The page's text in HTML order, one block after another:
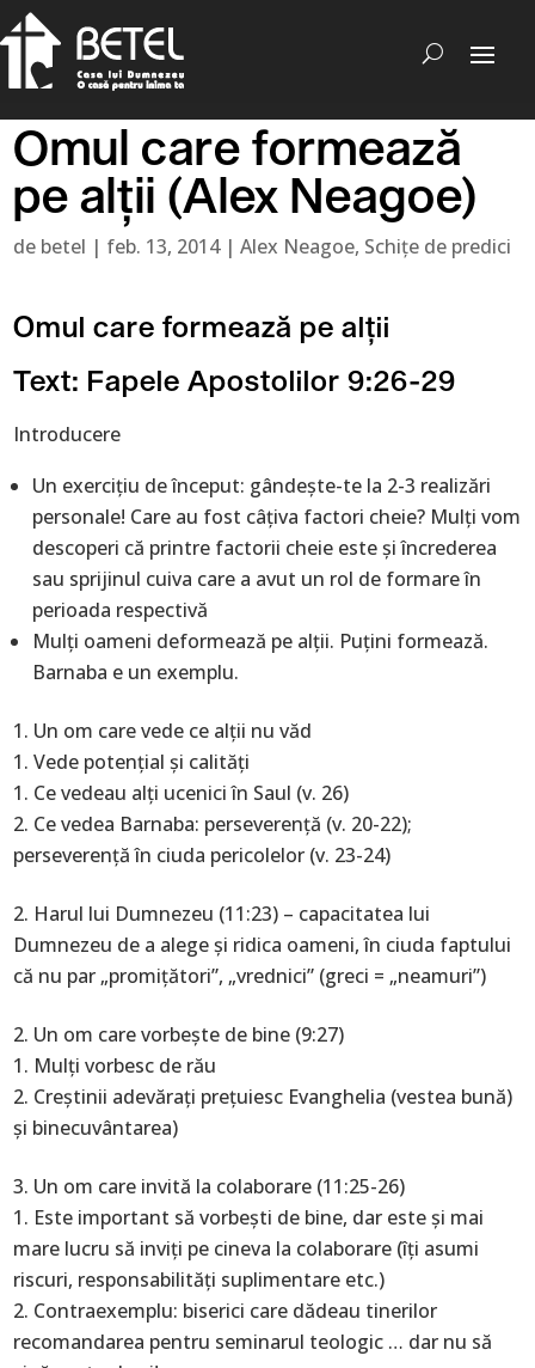
Omul care formează
pe alţii (Alex Neagoe)
de betel | feb. 13, 2014|Alex Neagoe, Schițe de predici
Omul care formează pe alţii
Text: Fapele Apostolilor 9:26-29
Introducere
Un exerciţiu de început: gândeşte-te la 2-3 realizări
personale! Care au fost câţiva factori cheie? Mulţi vom
descoperi că printre factorii cheie este şi încrederea
sau sprijinul cuiva care a avut un rol de formare în
perioada respectivă
Mulţi oameni deformează pe alţii. Puţini formează.
Barnaba e un exemplu.
Un om care vede ce alţii nu văd
Vede potenţial şi calităţi
Ce vedeau alţi ucenici în Saul (v. 26)
Ce vedea Barnaba: perseverenţă (v. 20-22);
perseverenţă în ciuda pericolelor (v. 23-24)
Harul lui Dumnezeu (11:23) – capacitatea lui
Dumnezeu de a alege şi ridica oameni, în ciuda faptului
că nu par „promiţători”, „vrednici” (greci = „neamuri”)
Un om care vorbeşte de bine (9:27)
Mulţi vorbesc de rău
Creştinii adevăraţi preţuiesc Evanghelia (vestea bună)
şi binecuvântarea)
Un om care invită la colaborare (11:25-26)
Este important să vorbeşti de bine, dar este şi mai
mare lucru să inviţi pe cineva la colaborare (îţi asumi
riscuri, responsabilităţi suplimentare etc.)
Contraexemplu: biserici care dădeau tinerilor
recomandarea pentru seminarul teologic … dar nu să